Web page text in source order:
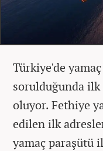
Türkiye'de
sorulduğunda ilk
oluyor. Fethiye
edilen ilk
yamaç paraşütü